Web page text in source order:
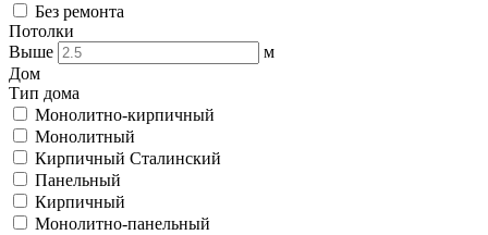
Без ремонта
Потолки
Выше
м
Дом
Тип дома
Монолитно-кирпичный
Монолитный
Кирпичный Сталинский
Панельный
Кирпичный
Монолитно-панельный